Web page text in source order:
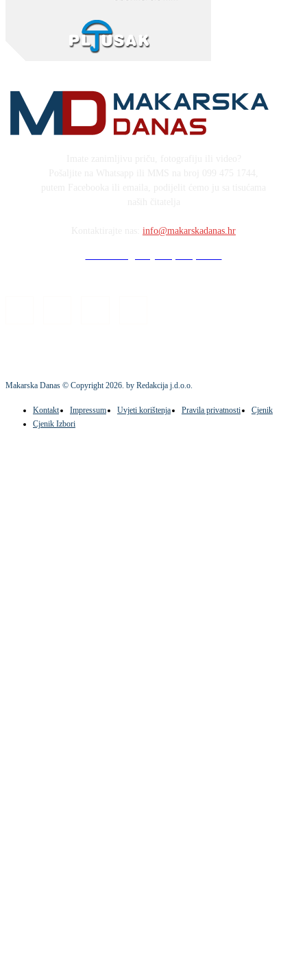
info@makarskadanas.hr
Makarska Danas © Copyright2026. by Redakcija j.d.o.o.
Kontakt Impressum Uvjeti korištenja Pravila privatnosti
Cjenik
Cjenik Izbori